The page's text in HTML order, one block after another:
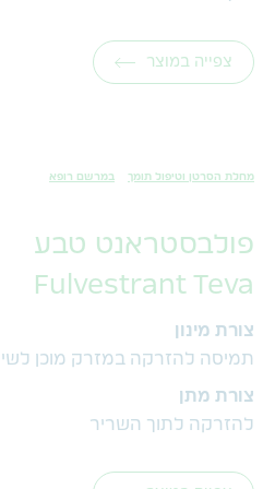
צפייה במוצר
מחלת הסרטן וטיפול תומך במרשם רופא
פולבסטראנט טבע
Fulvestrant Teva
צורת מינון
תמיסה להזרקה במזרק מוכן
צורת מתן
להזרקה לתוך השריר